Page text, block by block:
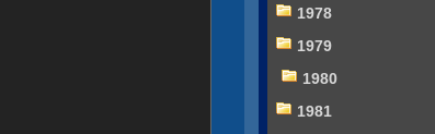
1978
1979
1980
1981